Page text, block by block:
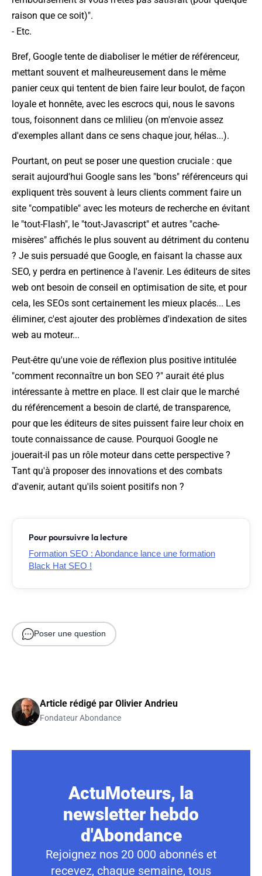
raison que ce soit)".
- Etc.
Bref, Google tente de diaboliser le métier de référenceur,
mettant souvent et malheureusement dans le même
panier ceux qui tentent de bien faire leur boulot, de façon
loyale et honnête, avec les escrocs qui, nous le savons
tous, foisonnent dans ce mlilieu (on m'envoie assez
d'exemples allant dans ce sens chaque jour, hélas...).
Pourtant, on peut se poser une question cruciale : que
serait aujourd'hui Google sans les "bons" référenceurs qui
expliquent très souvent à leurs clients comment faire un
site "compatible" avec les moteurs de recherche en évitant
le "tout-Flash", le "tout-Javascript" et autres "cache-
misères" affichés le plus souvent au détriment du contenu
? Je suis persuadé que Google, en faisant la chasse aux
SEO, y perdra en pertinence à l'avenir. Les éditeurs de sites
web ont besoin de conseil en optimisation de site, et pour
cela, les SEOs sont certainement les mieux placés... Les
éliminer, c'est ajouter des problèmes d'indexation de sites
web au moteur...
Peut-être qu'une voie de réflexion plus positive intitulée
"comment reconnaître un bon SEO ?" aurait été plus
intéressante à mettre en place. Il est clair que le marché
du référencement a besoin de clarté, de transparence,
pour que les éditeurs de sites puissent faire leur choix en
toute connaissance de cause. Pourquoi Google ne
jouerait-il pas un rôle moteur dans cette perspective ?
Tant qu'à proposer des innovations et des combats
d'avenir, autant qu'ils soient positifs non ?
Pour poursuivre la lecture
Formation SEO : Abondance lance une formation
Black Hat SEO !
Poser une question
Article rédigé par Olivier Andrieu
Fondateur Abondance
ActuMoteurs, la
newsletter hebdo
d'Abondance
Rejoignez nos 20 000 abonnés et
recevez, chaque semaine, tous